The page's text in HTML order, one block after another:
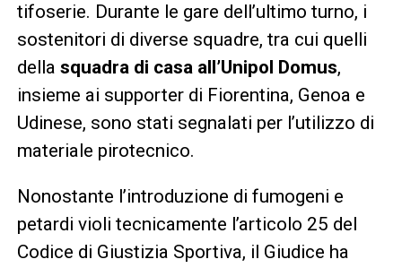
tifoserie. Durante le gare dell’ultimo turno, i
sostenitori di diverse squadre, tra cui quelli
della squadra di casa all’Unipol Domus,
insieme ai supporter di Fiorentina, Genoa e
Udinese, sono stati segnalati per l’utilizzo di
materiale pirotecnico.
Nonostante l’introduzione di fumogeni e
petardi violi tecnicamente l’articolo 25 del
Codice di Giustizia Sportiva, il Giudice ha